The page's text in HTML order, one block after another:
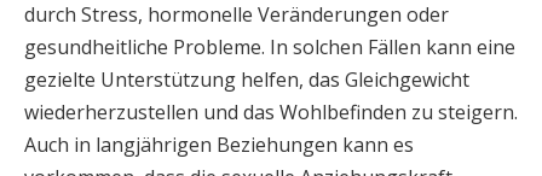
durch Stress, hormonelle Veränderungen oder
gesundheitliche Probleme. In solchen Fällen kann eine
gezielte Unterstützung helfen, das Gleichgewicht
wiederherzustellen und das Wohlbefinden zu steigern.
Auch in langjährigen Beziehungen kann es